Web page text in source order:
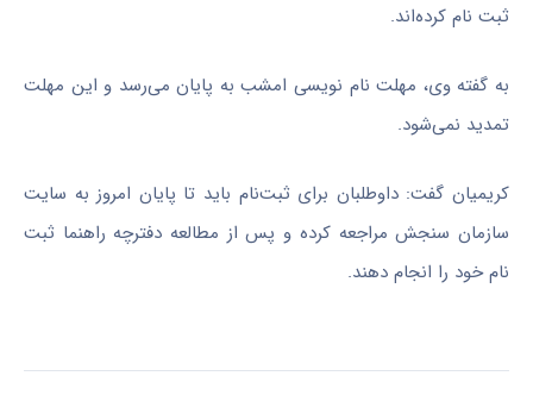
ثبت نام کرده‌اند.
به گفته وی، مهلت نام نویسی امشب به پایان می‌رسد و این مهلت
تمدید نمی‌شود.
کریمیان گفت: داوطلبان برای ثبت‌نام باید تا پایان امروز به سایت
سازمان سنجش مراجعه کرده و پس از مطالعه دفترچه راهنما ثبت
نام خود را انجام دهند.